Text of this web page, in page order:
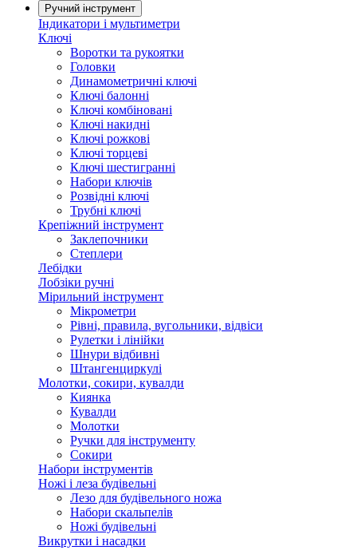
Ручний інструмент
Індикатори і мультиметри
Ключі
Воротки та рукоятки
Головки
Динамометричні ключі
Ключі балонні
Ключі комбіновані
Ключі накидні
Ключі рожкові
Ключі торцеві
Ключі шестигранні
Набори ключів
Розвідні ключі
Трубні ключі
Крепіжний інструмент
Заклепочники
Степлери
Лебідки
Лобзіки ручні
Мірильний інструмент
Мікрометри
Рівні, правила, вугольники, відвіси
Рулетки і лінійки
Шнури відбивні
Штангенциркулі
Молотки, сокири, кувалди
Киянка
Кувалди
Молотки
Ручки для інструменту
Сокири
Набори інструментів
Ножі і леза будівельні
Лезо для будівельного ножа
Набори скальпелів
Ножі будівельні
Викрутки і насадки